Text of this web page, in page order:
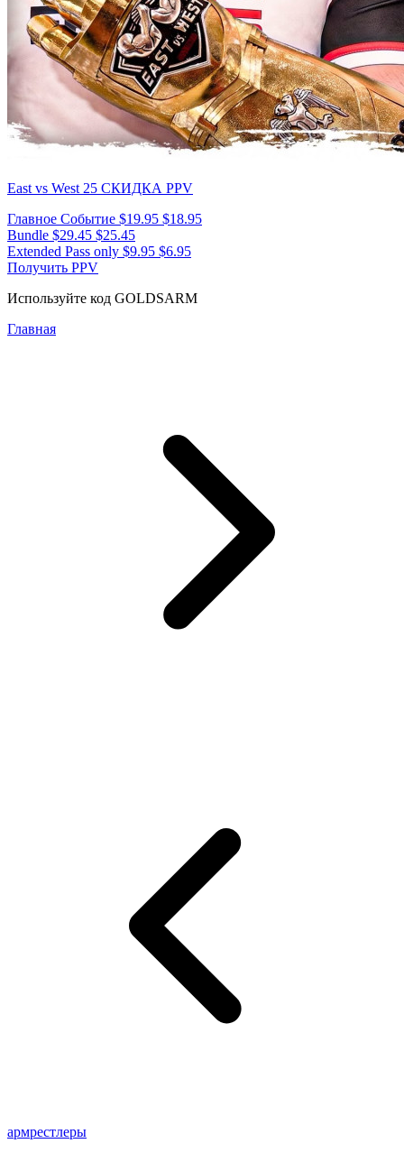
East vs West 25 СКИДКА PPV
Главное Событие $19.95 $18.95
Bundle $29.45 $25.45
Extended Pass only $9.95 $6.95
Получить PPV
Используйте код GOLDSARM
Главная
армрестлеры